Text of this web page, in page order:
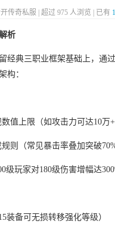
传奇私服 | 超过 975 人浏览 | 已有
析
经典三职业框架基础上，通
构：
值上限（如攻击力可达10万+
则（常见暴击率叠加突破
级玩家对180级伤害增幅达
装备可无损转移强化等级）